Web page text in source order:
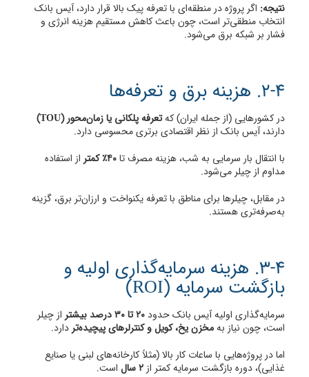
نتیجه: اگر پروژه در منطقه‌ای با تعرفه پیک بالا قرار دارد، آیس بانک
انتخاب منطقی‌تر است، چون باعث کاهش مستقیم هزینه انرژی و
فشار بر شبکه برق می‌شود.
2-4. هزینه برق و تعرفه‌ها
در کشورهایی (از جمله ایران) کهتعرفه پلکانی یا زمان‌محور (TOU)
دارند، آیس بانک از نظر اقتصادی برتری محسوسی دارد.
با انتقال بار سرمایی به شب، هزینه مصرف تا۴۰٪ کمتر
از استفاده
مداوم از چیلر می‌شود.
در مقابل، چیلرها برای مناطق با تعرفه یکنواخت و ارزان‌تر برق، گزینه
به‌صرفه‌تری هستند.
3-4. هزینه سرمایه‌گذاری اولیه و
بازگشت سرمایه (ROI)
سرمایه‌گذاری اولیه آیس بانک حدود ۲۰ تا ۳۰ درصد بیشتر
از چیلر
است، چون نیاز بهمخزن یخ، کویل و کنترلرهای پیچیده‌تر دارد.
اما در پروژه‌هایی با ساعات کار بالا (مثلاً کارخانه‌های لبنی یا صنایع
غذایی)، دوره بازگشت سرمایه کمتر از ۲ سال
است.